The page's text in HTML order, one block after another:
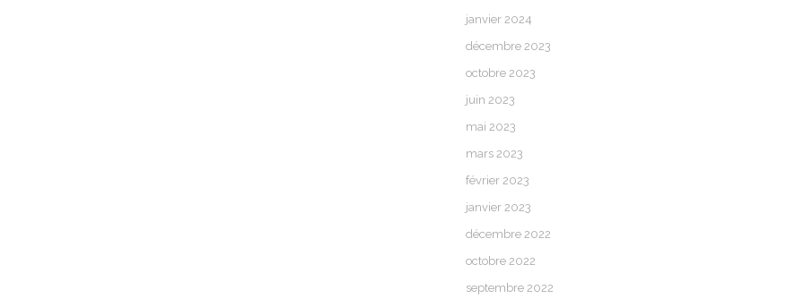
janvier 2024
décembre 2023
octobre 2023
juin 2023
mai 2023
mars 2023
février 2023
janvier 2023
décembre 2022
octobre 2022
septembre 2022